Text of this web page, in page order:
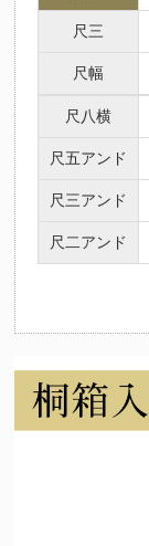
尺三
尺幅
尺八横
尺五アンド
尺三アンド
尺二アンド